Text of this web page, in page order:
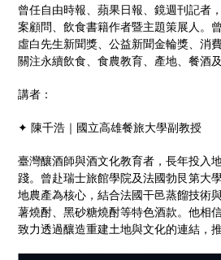
曾任自由時報、蘋果日報、鏡週刊記者
案顧問、飲食書籍作者暨主題策展人。
虛白先生新聞獎、公益新聞金輪獎、消
關注永續飲食、食農教育、產地、餐酒
講者：
✦ 陳千浩｜國立高雄餐旅大學副教授
臺灣釀酒師與酒文化教育者，長年投入
踐。曾赴瑞士旅館學院及法國勃艮第大
地農產為核心，結合法國干邑蒸餾技術
薯燒酎、黑砂糖燒酎等特色酒款。他相
致力透過釀造重建土地與文化的連結，